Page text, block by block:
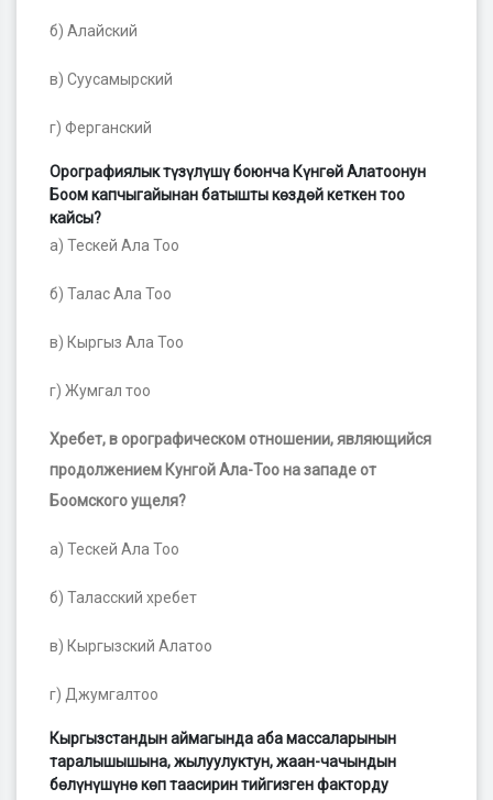
б) Алайский
в) Суусамырский
г) Ферганский
Орографиялык түзүлүшү боюнча Күнгөй Алатоонун
Боом капчыгайынан батышты көздөй кеткен тоо
кайсы?
а) Тескей Ала Тоо
б) Талас Ала Тоо
в) Кыргыз Ала Тоо
г) Жумгал тоо
Хребет, в орографическом отношении, являющийся
продолжением Кунгой Ала-Тоо на западе от
Боомского ущеля?
а) Тескей Ала Тоо
б) Таласский хребет
в) Кыргызский Алатоо
г) Джумгалтоо
Кыргызстандын аймагында аба массаларынын
таралышышына, жылуулуктун, жаан-чачындын
бөлүнүшүнө көп таасирин тийгизген факторду